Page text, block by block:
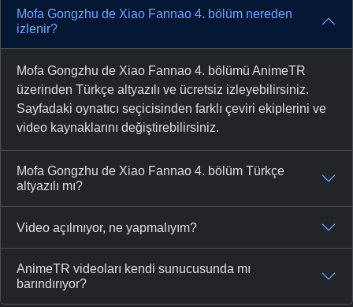
Mofa Gongzhu de Xiao Fannao 4. bölüm nereden
izlenir?
Mofa Gongzhu de Xiao Fannao 4. bölümü AnimeTR
üzerinden Türkçe altyazılı ve ücretsiz izleyebilirsiniz.
Sayfadaki oynatıcı seçicisinden farklı çeviri ekiplerini ve
video kaynaklarını değiştirebilirsiniz.
Mofa Gongzhu de Xiao Fannao 4. bölüm Türkçe
altyazılı mı?
Video açılmıyor, ne yapmalıyım?
AnimeTR videoları kendi sunucusunda mı
barındırıyor?